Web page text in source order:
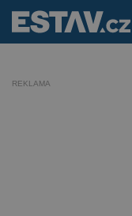
REKLAMA